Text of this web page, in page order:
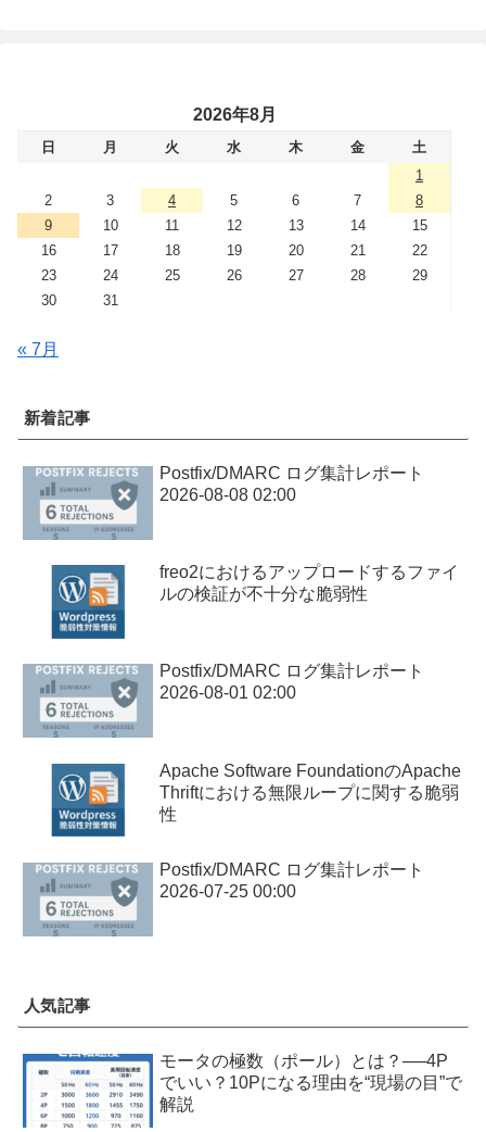
2026年8月
日 月 火 水 木 金
土
1
2
3 4 5 6 7
8
9
10 11 12 13 14
15
16
17 18 19 20 21
22
23
24 25 26 27 28
29
30
31
« 7月
新着記事
Postfix/DMARC ログ集計レポート
2026-08-08 02:00
freo2におけるアップロードするファイ
ルの検証が不十分な脆弱性
Postfix/DMARC ログ集計レポート
2026-08-01 02:00
Apache Software FoundationのApache
Thriftにおける無限ループに関する脆弱
性
Postfix/DMARC ログ集計レポート
2026-07-25 00:00
人気記事
モータの極数（ポール）とは？──4P
でいい？10Pになる理由を“現場の目”で
解説